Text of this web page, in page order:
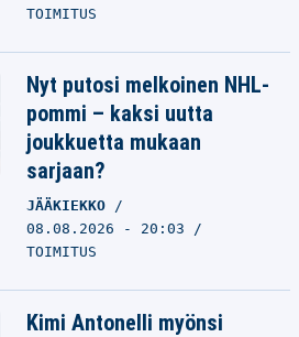
TOIMITUS
Nyt putosi melkoinen NHL-
pommi – kaksi uutta
joukkuetta mukaan
sarjaan?
JÄÄKIEKKO
08.08.2026 - 20:03
TOIMITUS
Kimi Antonelli myönsi